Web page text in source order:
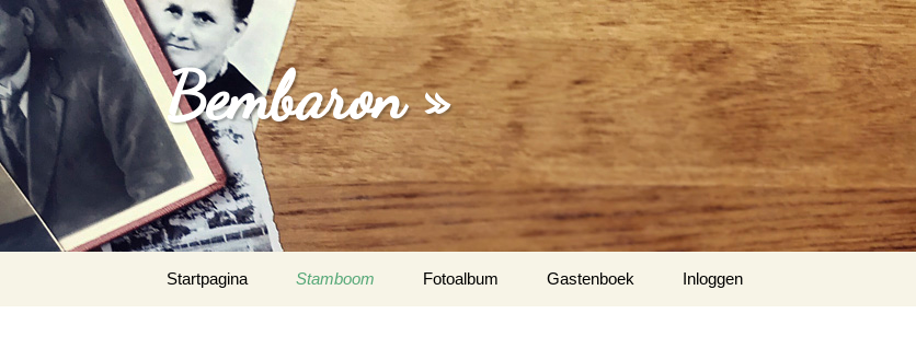
Bembaron »
naar
Startpagina Stamboom Fotoalbum Gastenboek
Inloggen